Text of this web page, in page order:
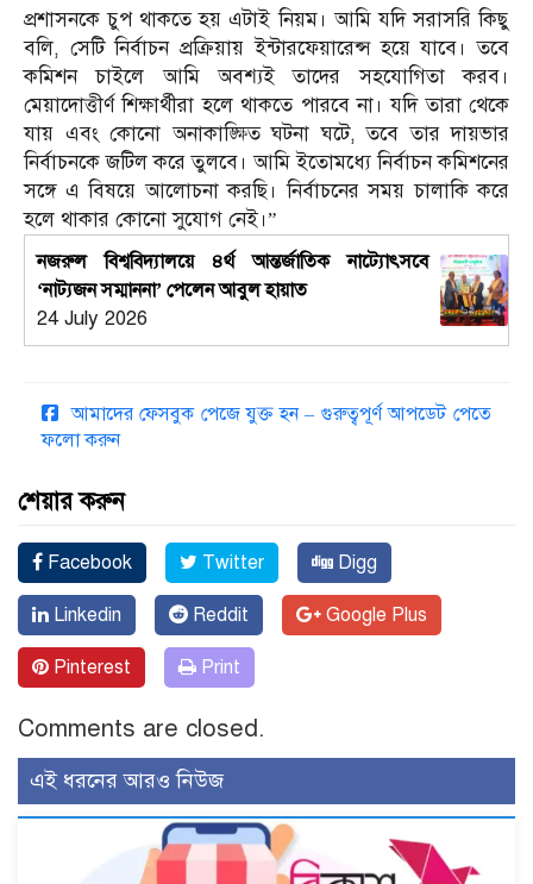
প্রশাসনকে চুপ থাকতে হয় এটাই নিয়ম। আমি যদি সরাসরি কিছু
বলি, সেটি নির্বাচন প্রক্রিয়ায় ইন্টারফেয়ারেন্স হয়ে যাবে। তবে
কমিশন চাইলে আমি অবশ্যই তাদের সহযোগিতা করব।
মেয়াদোত্তীর্ণ শিক্ষার্থীরা হলে থাকতে পারবে না। যদি তারা থেকে
যায় এবং কোনো অনাকাঙ্ক্ষিত ঘটনা ঘটে, তবে তার দায়ভার
নির্বাচনকে জটিল করে তুলবে। আমি ইতোমধ্যে নির্বাচন কমিশনের
সঙ্গে এ বিষয়ে আলোচনা করছি। নির্বাচনের সময় চালাকি করে
হলে থাকার কোনো সুযোগ নেই।”
নজরুল বিশ্ববিদ্যালয়ে ৪র্থ আন্তর্জাতিক নাট্যোৎসবে
‘নাট্যজন সম্মাননা’ পেলেন আবুল হায়াত
24 July 2026
আমাদের ফেসবুক পেজে যুক্ত হন – গুরুত্বপূর্ণ আপডেট পেতে
ফলো করুন
শেয়ার করুন
Facebook Twitter Digg
Linkedin Reddit Google Plus
Pinterest Print
Comments are closed.
এই ধরনের আরও নিউজ